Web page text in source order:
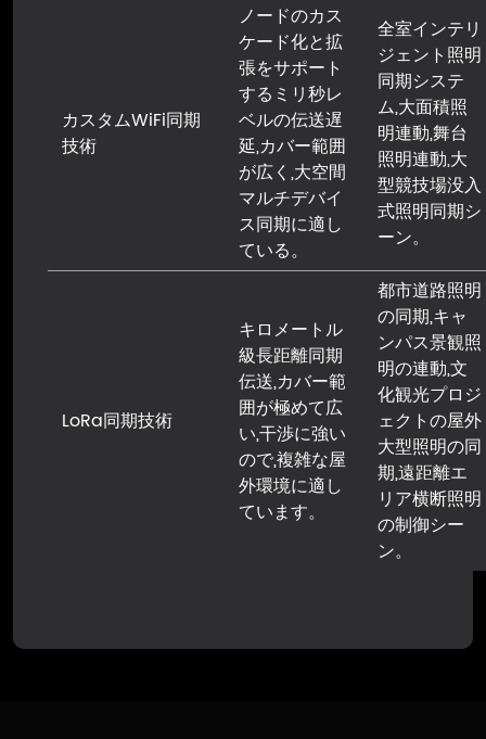
カスタムWiFi同期
技術
ノードのカス
ケード化と拡
張をサポート
するミリ秒レ
ベルの伝送遅
延,カバー範囲
が広く,大空間
マルチデバイ
ス同期に適し
ている。
全室インテリ
ジェント照明
同期システ
ム,大面積照
明連動,舞台
照明連動,大
型競技場没入
式照明同期シ
ーン。
LoRa同期技術
キロメートル
級長距離同期
伝送,カバー範
囲が極めて広
い,干渉に強い
ので,複雑な屋
外環境に適し
ています。
都市道路照明
の同期,キャ
ンパス景観照
明の連動,文
化観光プロジ
ェクトの屋外
大型照明の同
期,遠距離エ
リア横断照明
の制御シー
ン。